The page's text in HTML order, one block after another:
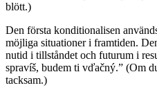
blött.)
Den första konditionalisen
möjliga situationer i framtiden.
nutid i tillståndet och futurum i
spravíš, budem ti vďačný.” (Om
tacksam.)